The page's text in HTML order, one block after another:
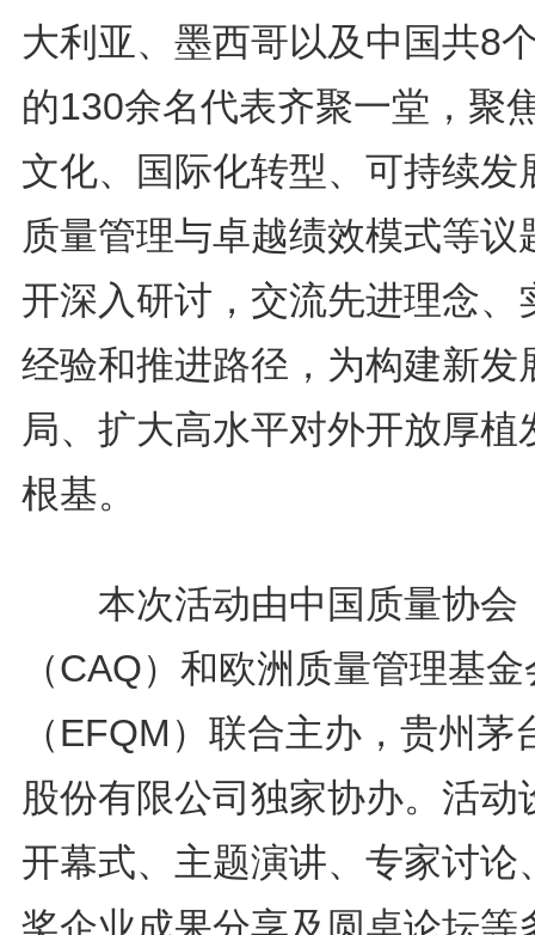
大利亚、墨西哥以及中国共8
的130余名代表齐聚一堂，聚
文化、国际化转型、可持续发
质量管理与卓越绩效模式等议
开深入研讨，交流先进理念、
经验和推进路径，为构建新发
局、扩大高水平对外开放厚植
根基。
本次活动由中国质量协会
（CAQ）和欧洲质量管理基金
（EFQM）联合主办，贵州茅
股份有限公司独家协办。活动
开幕式、主题演讲、专家讨论